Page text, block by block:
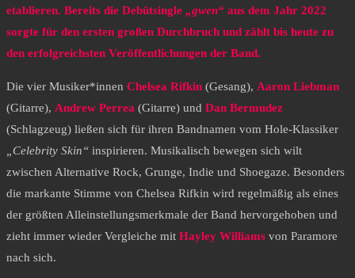
etablieren. Bereits die Debütsingle „gwen“ aus dem Jahr 2022
sorgte für den ersten großen Durchbruch und zählt bis heute zu
den erfolgreichsten Veröffentlichungen der Band.
Die vier Musiker*innen Chelsea Rifkin (Gesang), Aaron Liebman
(Gitarre), Andrew Perrea (Gitarre) und Dan Bermudez
(Schlagzeug) ließen sich für ihren Bandnamen vom Hole-Klassiker
„Celebrity Skin“ inspirieren. Musikalisch bewegen sich wilt
zwischen Alternative Rock, Grunge, Indie und Shoegaze. Besonders
die markante Stimme von Chelsea Rifkin wird regelmäßig als eines
der größten Alleinstellungsmerkmale der Band hervorgehoben und
zieht immer wieder Vergleiche mit Hayley Williams von Paramore
nach sich.